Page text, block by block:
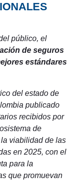
público, el
de seguros
estándares
del estado de
publicado
recibidos por
de
viabilidad de las
en 2025, con el
para la
que promuevan